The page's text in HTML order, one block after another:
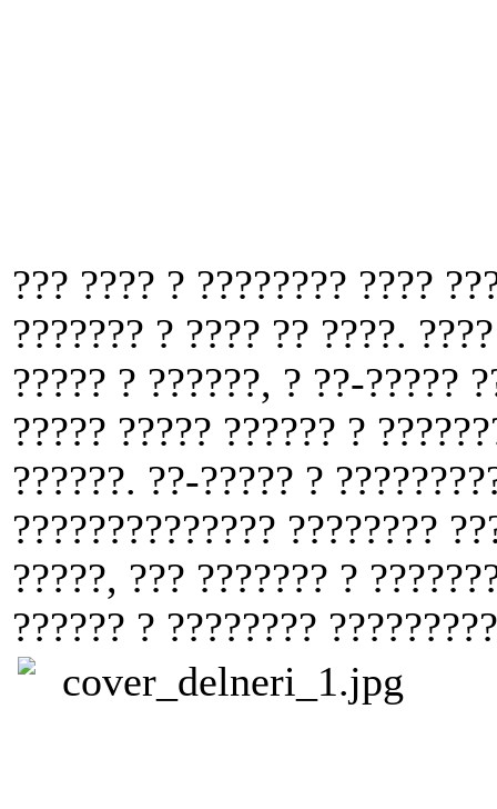
??? ???? ? ???????? ????
??????? ? ???? ?? ????.
????? ? ??????, ? ??-?????
????? ????? ?????? ?
??????. ??-????? ?
?????????????? ????????
?????, ??? ??????? ?
?????? ? ????????